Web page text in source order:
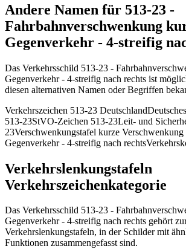
Andere Namen für 513-23 -
Fahrbahnverschwenkung
Gegenverkehr - 4-streifig
Das Verkehrsschild 513-23 -
Gegenverkehr - 4-streifig nach rechts ist
diesen alternativen Namen oder Begriffen
Verkehrszeichen 513-23 Deutschland
513-23StVO-Zeichen 513-23Leit- und
23Verschwenkungstafel kurze Verschwenkung
Gegenverkehr - 4-streifig nach rechts
Verkehrslenkungstafeln
Verkehrszeichenkategorie
Das Verkehrsschild 513-23 -
Gegenverkehr - 4-streifig nach rechts gehört
Verkehrslenkungstafeln, in der Schilder mit
Funktionen zusammengefasst sind.